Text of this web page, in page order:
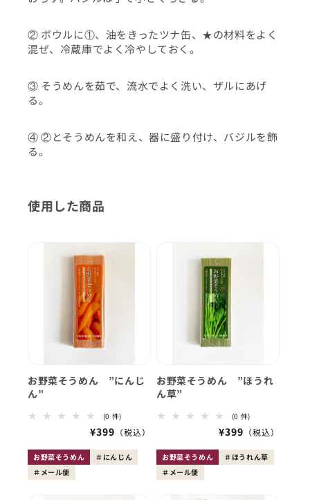
② ボウルに①、油をきったツナ缶、★の材料をよく
混ぜ、冷蔵庫でよく冷やしておく。
③ そうめんを茹で、流水でよく洗い、ザルにあげ
る。
④ ②とそうめんを和え、器に盛り付け、バジルを飾
る。
使用した商品
お野菜そうめん ”にんじ
ん”
(0 件)
ビ
ー
数
会
価
¥399
お野菜そうめん
にんじん
メール便
お野菜そうめん ”ほうれ
ん草”
(0 件)
ビ
ー
数
会
価
¥399
お野菜そうめん
ほうれん草
メール便